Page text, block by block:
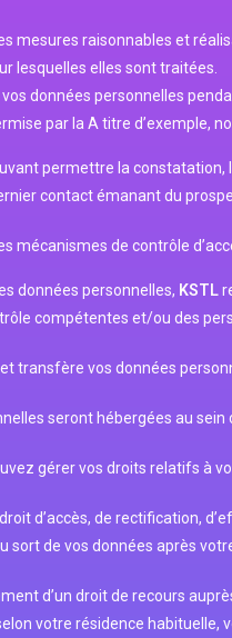
mesures raisonnables et
lesquelles elles sont traitées.
vos données personnelles
par la A titre d’exemple,
permettre la
contact émanant du
mécanismes de contrôle
données personnelles, KSTL
compétentes et/ou des
et transfère vos données
seront hébergées au
gérer vos droits relatifs à
d’accès, de rectification,
sort de vos données après
d’un droit de recours
votre résidence habituelle,